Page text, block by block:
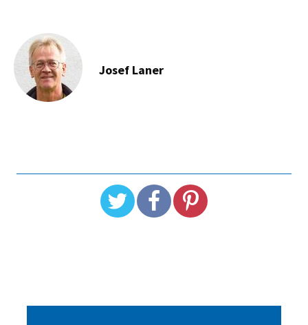
Josef Laner